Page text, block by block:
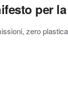
per
zero